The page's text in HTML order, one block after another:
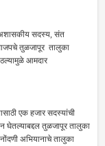
अशासकीय सदस्य, संत
तुळजापूर तालुका
आमदार
एक हजार सदस्यांची
घेतल्याबद्दल तुळजापूर तालुका
अभियानाचे तालुका